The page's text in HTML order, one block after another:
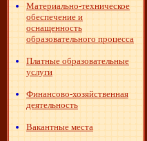
Материально-техническое
обеспечение и
оснащенность
образовательного процесса
Платные образовательные
услуги
Финансово-хозяйственная
деятельность
Вакантные места